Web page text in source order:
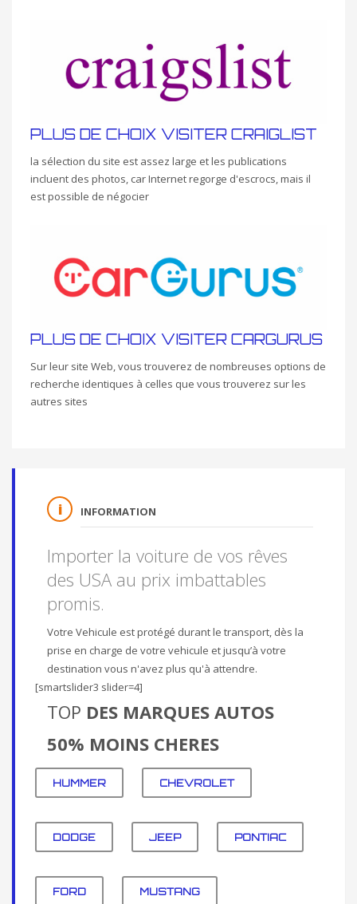
PLUS DE CHOIX VISITER CRAIGLIST
la sélection du site est assez large et les publications
incluent des photos, car Internet regorge d'escrocs, mais il
est possible de négocier
PLUS DE CHOIX VISITER CARGURUS
Sur leur site Web, vous trouverez de nombreuses options de
recherche identiques à celles que vous trouverez sur les
autres sites
INFORMATION
Importer la voiture de vos rêves
des USA au prix imbattables
promis.
Votre Vehicule est protégé durant le transport, dès la
prise en charge de votre vehicule et jusqu’à votre
destination vous n'avez plus qu'à attendre.
[smartslider3 slider=4]
TOP DES MARQUES AUTOS
50% MOINS CHERES
HUMMER CHEVROLET
DODGE JEEP PONTIAC
FORD MUSTANG